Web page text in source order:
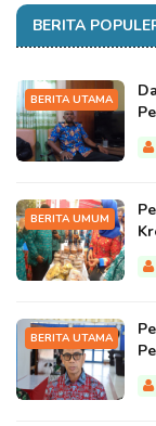
BERITA
BERITA UTAMA
BERITA UMUM
BERITA UTAMA